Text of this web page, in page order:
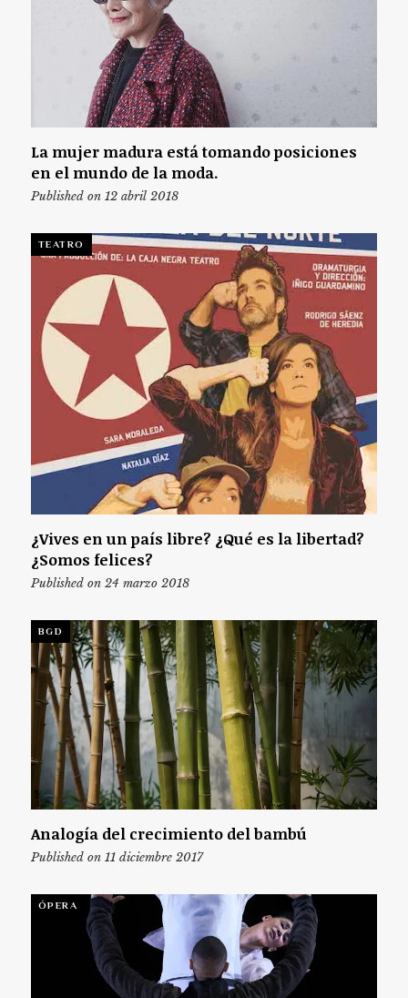
La mujer madura está tomando posiciones
en el mundo de la moda.
Published on 12 abril 2018
TEATRO
¿Vives en un país libre? ¿Qué es la libertad?
¿Somos felices?
Published on 24 marzo 2018
BGD
Analogía del crecimiento del bambú
Published on 11 diciembre 2017
ÓPERA